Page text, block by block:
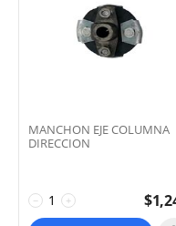
MANCHON EJE COLUMNA
DIRECCION
+
− $